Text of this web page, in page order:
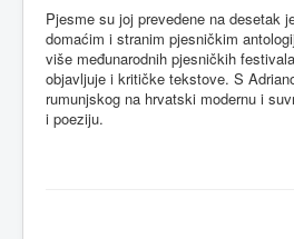
Pjesme su joj prevedene na desetak
domaćim i stranim pjesničkim
više međunarodnih pjesničkih
objavljuje i kritičke tekstove. S
rumunjskog na hrvatski modernu i
i poeziju.